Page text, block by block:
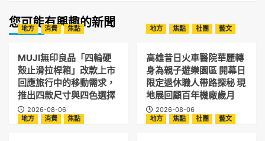
您可能有興趣的新聞
地方 消費 焦點
MUJI無印良品「四輪硬
殼止滑拉桿箱」改款上市
回應旅行中的移動需求，
推出四款尺寸與四色選擇
2026-08-06
地方 焦點 社團 藝文
高雄昔日火車醫院華麗轉
身為親子遊樂園區 開幕日
限定退休職人帶路探秘 現
地展回顧百年機廠歲月
2026-08-06
地方
消費 焦點 地方 焦點 社團 藝文